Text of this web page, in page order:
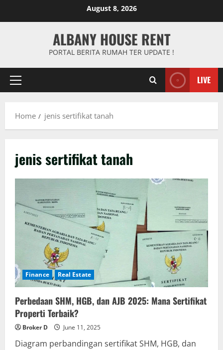
August 8, 2026
ALBANY HOUSE RENT
PORTAL BERITA RUMAH TER UPDATE !
Primary
LIVE
Home jenis sertifikat tanah
jenis sertifikat tanah
Finance Real Estate
Perbedaan SHM, HGB, dan AJB 2025: Mana Sertifikat
Properti Terbaik?
Broker D June 11, 2025
Diagram perbandingan sertifikat SHM, HGB, dan